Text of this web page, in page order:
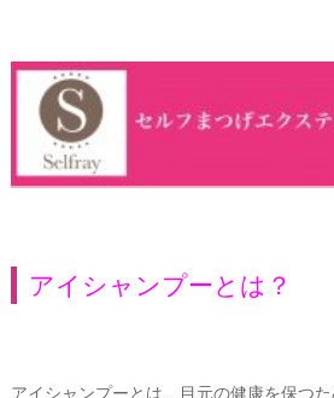
アイシャンプーとは？
アイシャンプーとは、目元の健康を保つ